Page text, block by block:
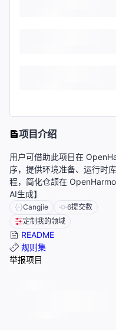
项目介绍
用户可借助此项目在
序，提供环境准备、运行时
程，简化仓颉在
AI生成】
Cangjie 6提交数
定制我的领域
README
规则集
举报项目